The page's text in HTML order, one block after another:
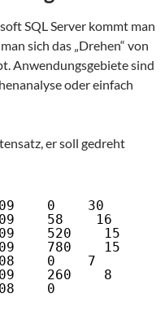
SQL Server kommt man
sich das „Drehen“ von
Anwendungsgebiete sind
oder einfach
er soll gedreht
0    30
58    16
520    15
780    15
0    7
260    8
0